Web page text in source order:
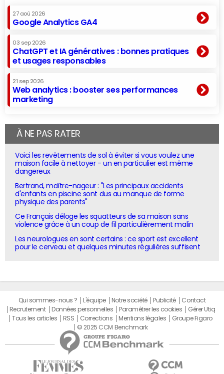
27 aoû 2026
Google Analytics GA4
03 sep 2026
ChatGPT et IA génératives : bonnes pratiques
et usages responsables
21 sep 2026
Web analytics : booster ses performances
marketing
À NE PAS RATER
Voici les revêtements de sol à éviter si vous voulez une
maison facile à nettoyer - un en particulier est même
dangereux
Bertrand, maître-nageur : "Les principaux accidents
d'enfants en piscine sont dus au manque de forme
physique des parents"
Ce Français déloge les squatteurs de sa maison sans
violence grâce à un coup de fil particulièrement malin
Les neurologues en sont certains : ce sport est excellent
pour le cerveau et quelques minutes régulières suffisent
Qui sommes-nous ? L'équipe Notre société Publicité
Contact
Recrutement
Données personnelles Paramétrer les cookies
Gérer Utiq
Tous les articles
RSS Corrections Mentions légales
Groupe Figaro
© 2025 CCM Benchmark